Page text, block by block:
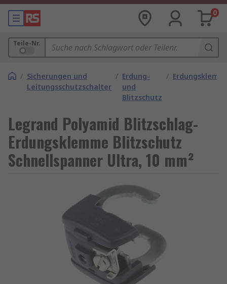
0
Teile-Nr.
/ Sicherungen und
Leitungsschutzschalter
/ Erdung-
und
Blitzschutz
/
Legrand Polyamid Blitzschlag-
Erdungsklemme Blitzschutz
Schnellspanner Ultra, 10 mm²